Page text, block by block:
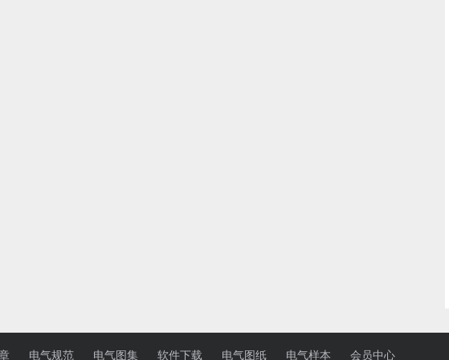
电气规范 电气图集 软件下载 电气图纸 电气样本 会员中心